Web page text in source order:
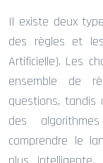
Il existe deux
des règles et
Artificielle). Les
ensemble de
questions, tandis
des
comprendre le